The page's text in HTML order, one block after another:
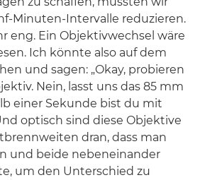
Minuten-Intervalle reduzieren.
eng. Ein Objektivwechsel wäre
Ich könnte also auf dem
und sagen: „Okay, probieren
Nein, lasst uns das 85 mm
einer Sekunde bist du mit
optisch sind diese Objektive
dran, dass man
und beide nebeneinander
um den Unterschied zu